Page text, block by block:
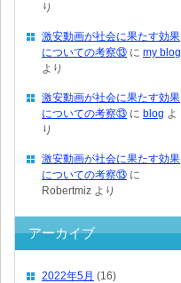
り
激安動画が社会に果たす効果
についての考察⑬ に my blog
より
激安動画が社会に果たす効果
についての考察⑬ に blog よ
り
激安動画が社会に果たす効果
についての考察⑬ に
Robertmiz より
アーカイブ
2022年5月 (16)